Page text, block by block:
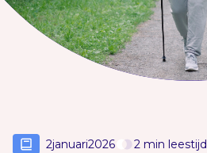
2januari2026 2 min leestijd